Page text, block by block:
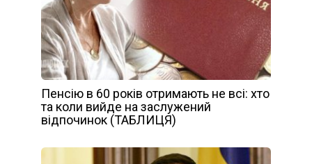
Пенсію в 60 років отримають не всі: хто
та коли вийде на заслужений
відпочинок (ТАБЛИЦЯ)